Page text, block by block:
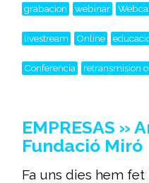
grabacion webinar
livestream Online
Conferencia retransmision
EMPRESAS »
Fundació Miró
Fa uns dies hem